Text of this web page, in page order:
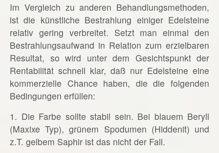
Im Vergleich zu anderen Behandlungsmethoden,
ist die künstliche Bestrahlung einiger Edelsteine
relativ gering verbreitet. Setzt man einmal den
Bestrahlungsaufwand in Relation zum erzielbaren
Resultat, so wird unter dem Gesichtspunkt der
Rentabilität schnell klar, daß nur Edelsteine eine
kommerzielle Chance haben, die die folgenden
Bedingungen erfüllen:
1. Die Farbe sollte stabil sein. Bei blauem Beryll
(Maxixe Typ), grünem Spodumen (Hiddenit) und
z.T. gelbem Saphir ist das nicht der Fall.